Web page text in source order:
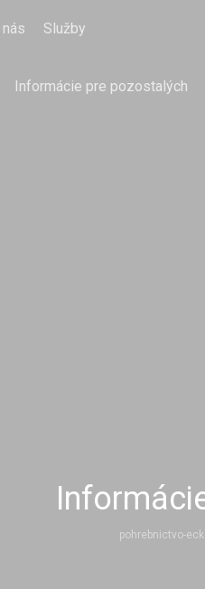
Služby
Informácie pre pozostalých
pohrebnictvo-